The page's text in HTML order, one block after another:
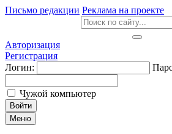
Письмо редакции Реклама на проекте
Авторизация
Регистрация
Логин:
Чужой компьютер
Войти
Меню